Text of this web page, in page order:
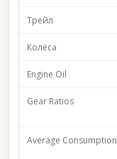
Трейл
Колёса
Engine Oil
Gear Ratios
Average Consumption